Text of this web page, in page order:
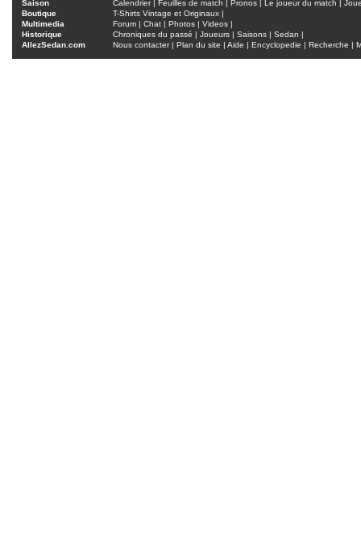
Saison Calendrier| Feuilles de match Pronos Le joueur du match
Boutique
T-Shirts Vintage et Originaux |
Multimedia
Forum | Chat | Photos | Videos |
Historique
Chroniques du passé | Joueurs | Saisons | Sedan |
AllezSedan.com
Nous contacter| Plan du site | Aide | Encyclopedie | Recherche |